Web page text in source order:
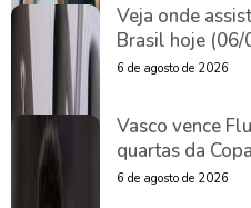
Veja onde
Brasil hoje (06/
6 de agosto de 2026
Vasco vence
quartas da
6 de agosto de 2026